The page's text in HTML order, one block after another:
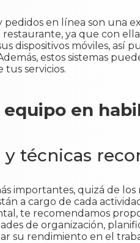
pedidos en línea son
ya que con
dispositivos móviles, así
estos sistemas
tus servicios.
equipo en
técnicas
importantes, quizá de
a cargo de cada
te recomendamos
de organización,
su rendimiento en el